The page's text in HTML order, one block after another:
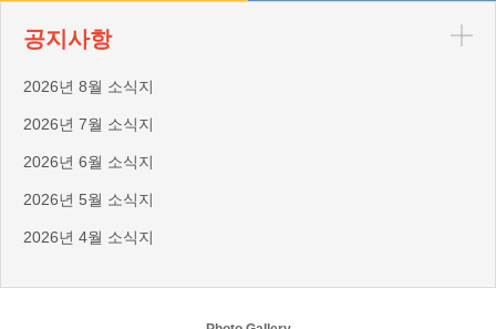
공지사항
2026년 8월 소식지
2026년 7월 소식지
2026년 6월 소식지
2026년 5월 소식지
2026년 4월 소식지